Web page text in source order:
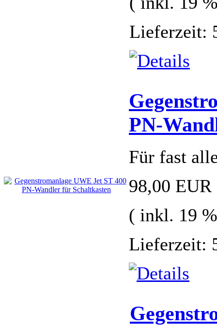
Lieferzeit:
PN-
Für fast
98,00 EUR
( inkl. 19
Lieferzeit: